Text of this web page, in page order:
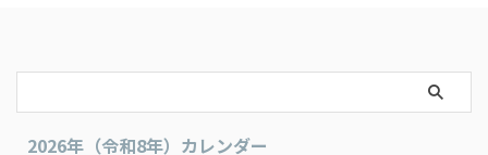
2026年（令和8年）カレンダー